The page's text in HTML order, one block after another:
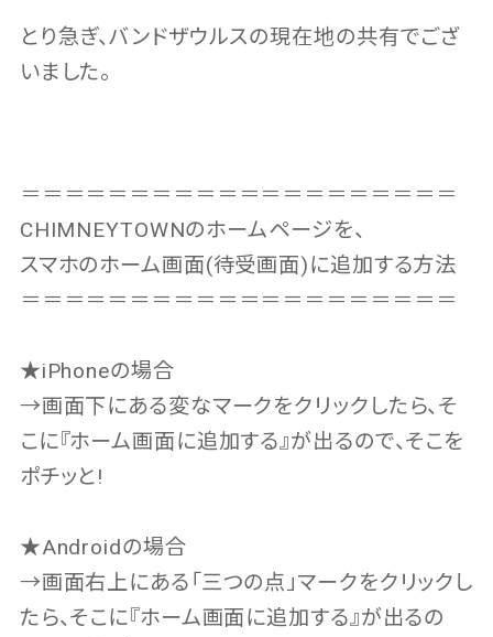
とり急ぎ、バンドザウルスの現在地の共有でござ
いました。
＝＝＝＝＝＝＝＝＝＝＝＝＝＝＝＝＝＝＝＝
CHIMNEYTOWNのホームページを、
スマホのホーム画面(待受画面)に追加する方法
＝＝＝＝＝＝＝＝＝＝＝＝＝＝＝＝＝＝＝＝
★iPhoneの場合
→画面下にある変なマークをクリックしたら、そ
こに『ホーム画面に追加する』が出るので、そこを
ポチッと!
★Androidの場合
→画面右上にある「三つの点」マークをクリックし
たら、そこに『ホーム画面に追加する』が出るの